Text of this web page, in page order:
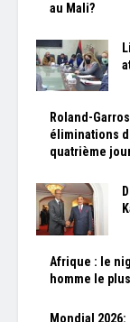
au Mali?
Roland-
éliminations
quatrième
Afrique : le
homme le
Mondial